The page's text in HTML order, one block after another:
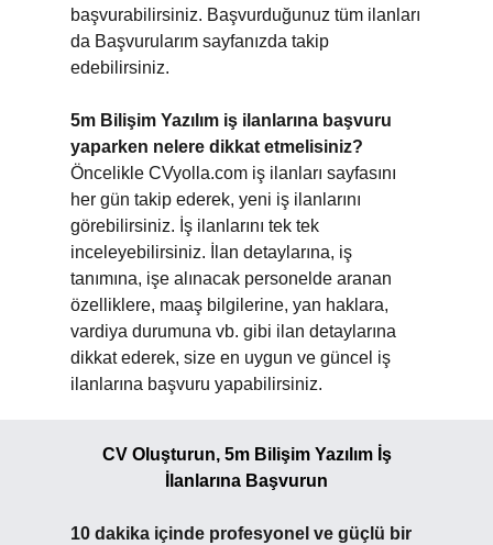
başvurabilirsiniz. Başvurduğunuz tüm ilanları
da Başvurularım sayfanızda takip
edebilirsiniz.
5m Bilişim Yazılım iş ilanlarına başvuru
yaparken nelere dikkat etmelisiniz?
Öncelikle CVyolla.com iş ilanları sayfasını
her gün takip ederek, yeni iş ilanlarını
görebilirsiniz. İş ilanlarını tek tek
inceleyebilirsiniz. İlan detaylarına, iş
tanımına, işe alınacak personelde aranan
özelliklere, maaş bilgilerine, yan haklara,
vardiya durumuna vb. gibi ilan detaylarına
dikkat ederek, size en uygun ve güncel iş
ilanlarına başvuru yapabilirsiniz.
CV Oluşturun, 5m Bilişim Yazılım İş
İlanlarına Başvurun
10 dakika içinde profesyonel ve güçlü bir